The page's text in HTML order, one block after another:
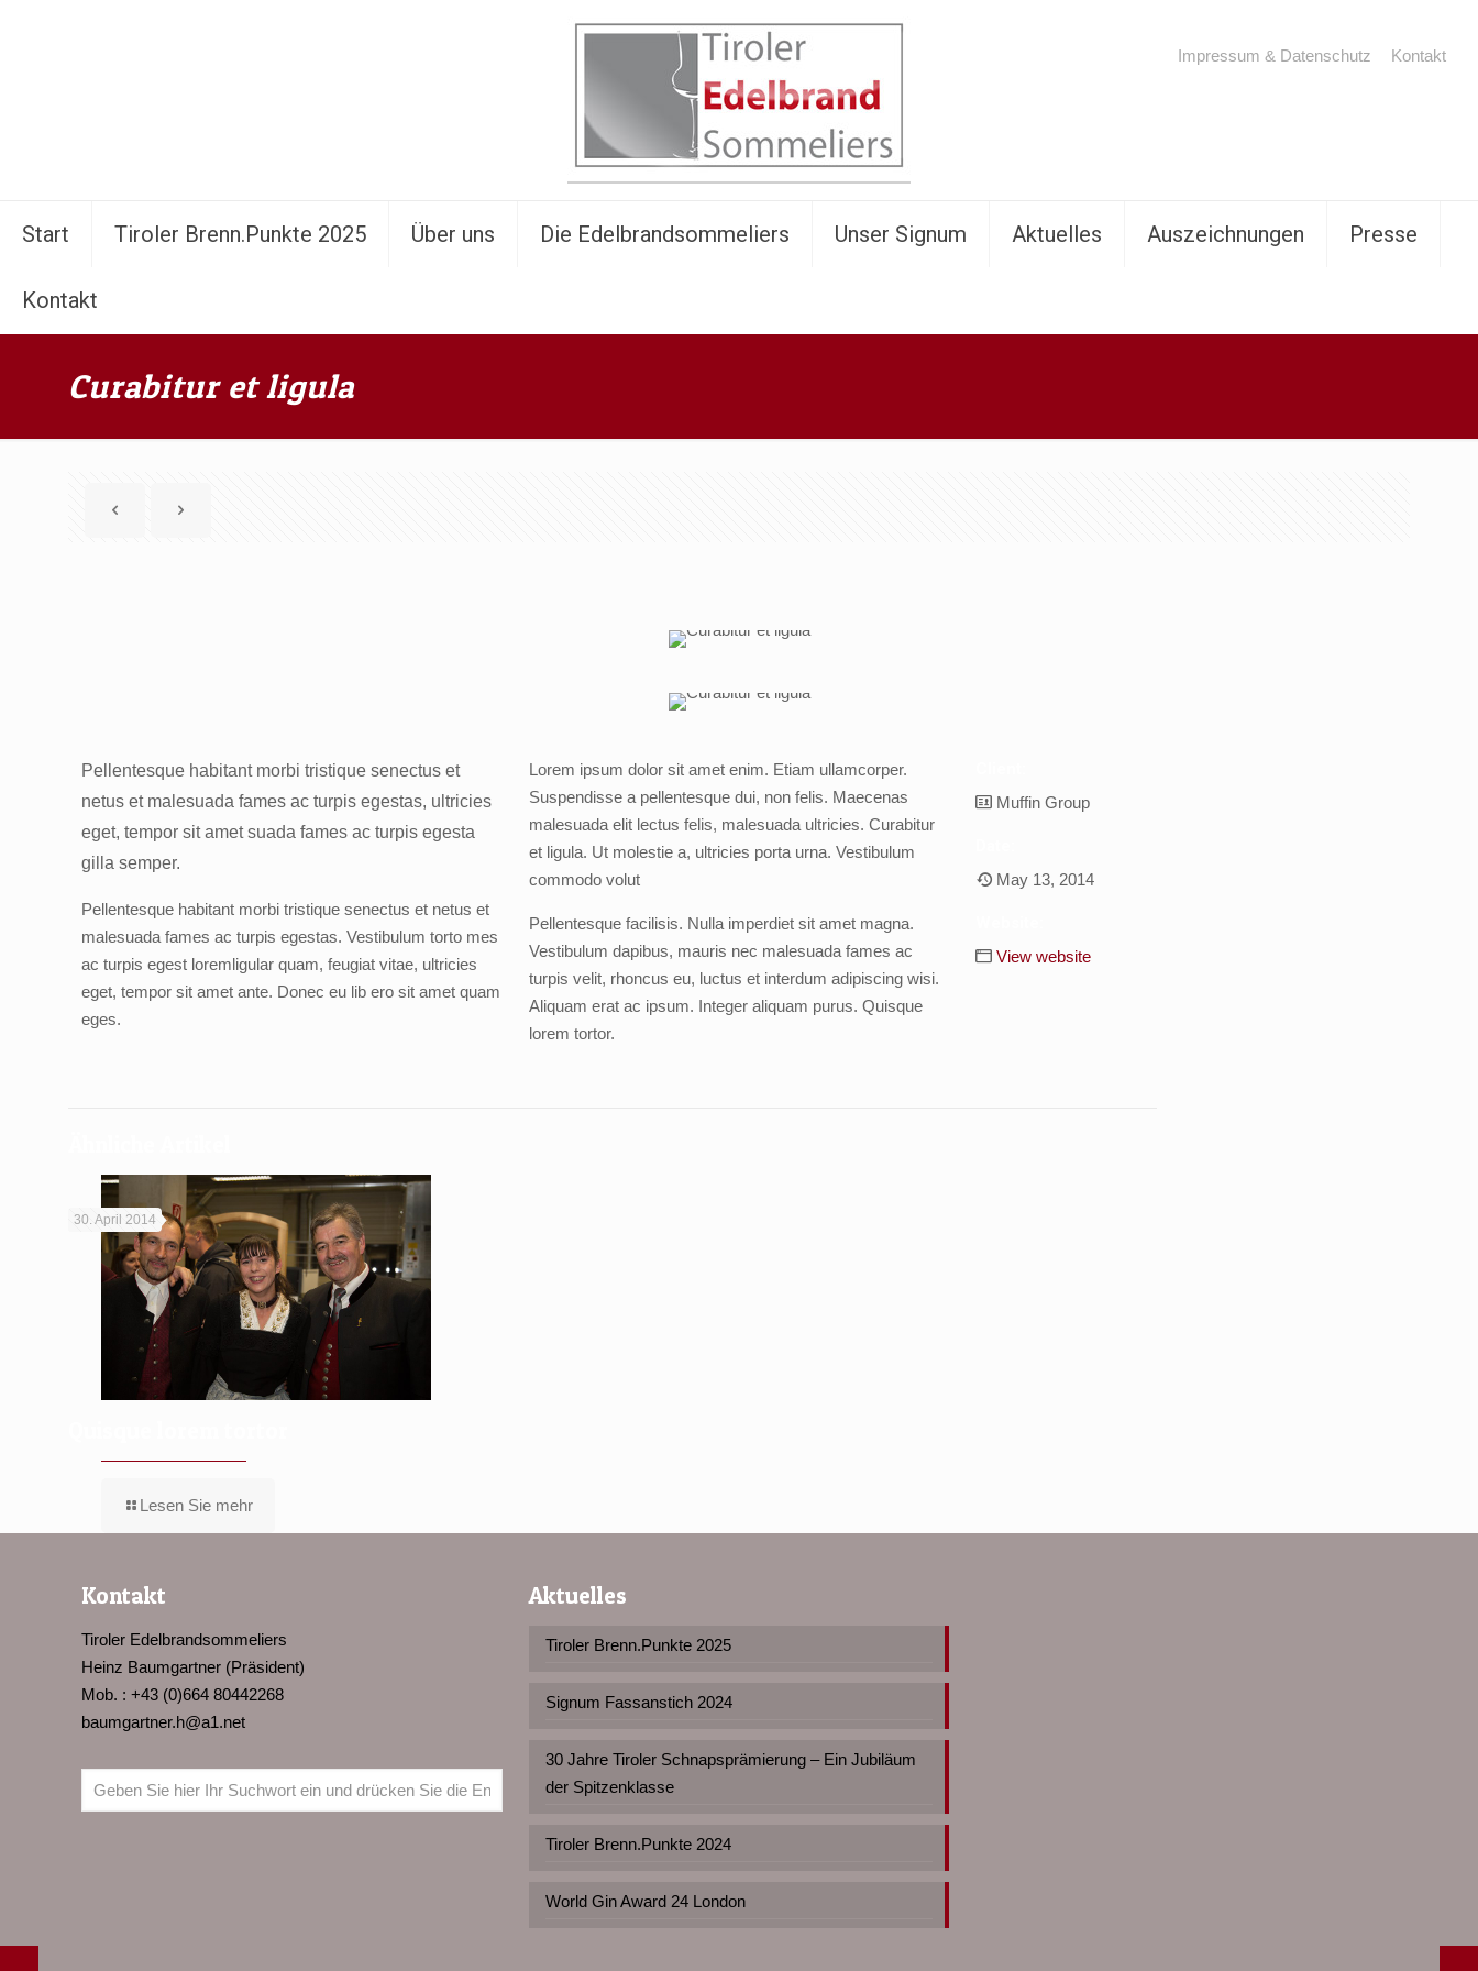
Start Tiroler Brenn.Punkte 2025 Über uns Die Edelbrandsommeliers Unser Signum Aktuelles Auszeichnungen Presse
Kontakt
Impressum & Datenschutz Kontakt
Curabitur et ligula
Pellentesque habitant morbi tristique senectus et
netus et malesuada fames ac turpis egestas, ultricies
eget, tempor sit amet suada fames ac turpis egesta
gilla semper.
Pellentesque habitant morbi tristique senectus et netus et
malesuada fames ac turpis egestas. Vestibulum torto mes
ac turpis egest loremligular quam, feugiat vitae, ultricies
eget, tempor sit amet ante. Donec eu lib ero sit amet quam
eges.
Lorem ipsum dolor sit amet enim. Etiam ullamcorper.
Suspendisse a pellentesque dui, non felis. Maecenas
malesuada elit lectus felis, malesuada ultricies. Curabitur
et ligula. Ut molestie a, ultricies porta urna. Vestibulum
commodo volut
Pellentesque facilisis. Nulla imperdiet sit amet magna.
Vestibulum dapibus, mauris nec malesuada fames ac
turpis velit, rhoncus eu, luctus et interdum adipiscing wisi.
Aliquam erat ac ipsum. Integer aliquam purus. Quisque
lorem tortor.
Muffin Group
May 13, 2014
View website
30. April 2014
Lesen Sie mehr
Kontakt
Tiroler Edelbrandsommeliers
Heinz Baumgartner (Präsident)
Mob. : +43 (0)664 80442268
baumgartner.h@a1.net
Aktuelles
Tiroler Brenn.Punkte 2025
Signum Fassanstich 2024
30 Jahre Tiroler Schnapsprämierung – Ein Jubiläum
der Spitzenklasse
Tiroler Brenn.Punkte 2024
World Gin Award 24 London